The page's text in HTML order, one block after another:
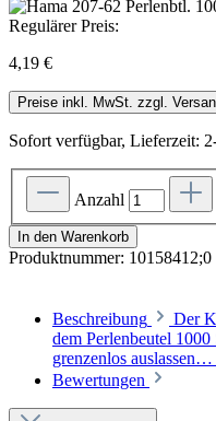
Regulärer Preis:
4,19 €
Preise inkl. MwSt. zzgl.
Sofort verfügbar, Lieferzeit:
Anzahl
In den Warenkorb
Produktnummer: 10158412;0
Beschreibung
Der
dem Perlenbeutel
grenzenlos auslassen…
Bewertungen